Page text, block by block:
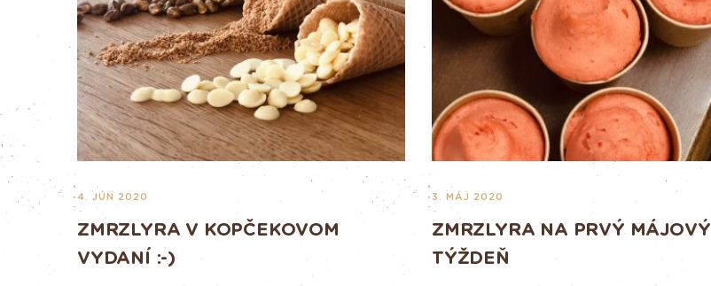
4. JÚN 2020
ZMRZLYRA V KOPČEKOVOM
VYDANÍ :-)
3. MÁJ 2020
ZMRZLYRA NA PRVÝ MÁJOVÝ
TÝŽDEŇ